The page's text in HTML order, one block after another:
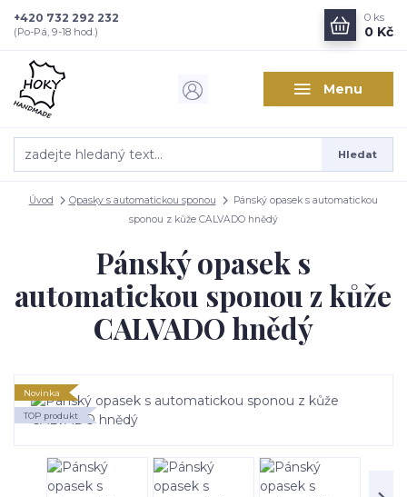
Menu
Hledat
+420 732 292 232
(Po-Pá, 9-18 hod.)
0 ks
0 Kč
Úvod Opasky s automatickou sponou
Pánský opasek s automatickou
sponou z kůže CALVADO hnědý
Pánský opasek s
automatickou sponou z kůže
CALVADO hnědý
Novinka
TOP produkt